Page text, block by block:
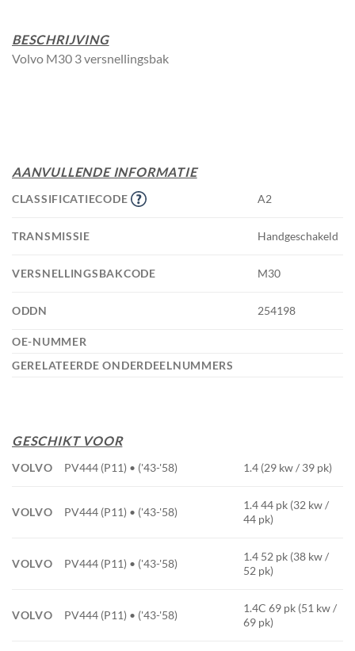
BESCHRIJVING
Volvo M30 3 versnellingsbak
AANVULLENDE INFORMATIE
CLASSIFICATIECODE A2
TRANSMISSIE Handgeschakeld
VERSNELLINGSBAKCODE M30
ODDN 254198
OE-NUMMER
GERELATEERDE ONDERDEELNUMMERS
GESCHIKT VOOR
VOLVO PV444 (P11) • ('43-'58) 1.4 (29 kw / 39 pk)
VOLVO PV444 (P11) • ('43-'58)
1.4 44 pk (32 kw /
44 pk)
VOLVO PV444 (P11) • ('43-'58)
1.4 52 pk (38 kw /
52 pk)
VOLVO PV444 (P11) • ('43-'58)
1.4C 69 pk (51 kw /
69 pk)